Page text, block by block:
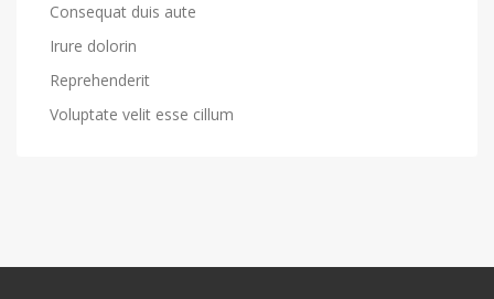
Consequat duis aute
Irure dolorin
Reprehenderit
Voluptate velit esse cillum